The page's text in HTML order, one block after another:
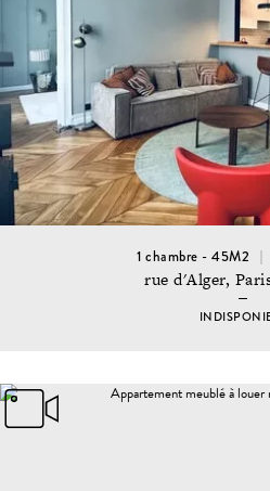
1 chambre - 45M2
rue d'Alger,